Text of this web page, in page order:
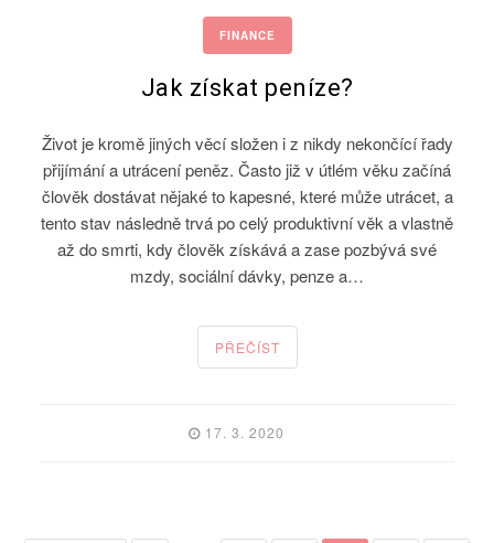
FINANCE
Jak získat peníze?
Život je kromě jiných věcí složen i z nikdy nekončící řady
přijímání a utrácení peněz. Často již v útlém věku začíná
člověk dostávat nějaké to kapesné, které může utrácet, a
tento stav následně trvá po celý produktivní věk a vlastně
až do smrti, kdy člověk získává a zase pozbývá své
mzdy, sociální dávky, penze a…
PŘEČÍST
17. 3. 2020